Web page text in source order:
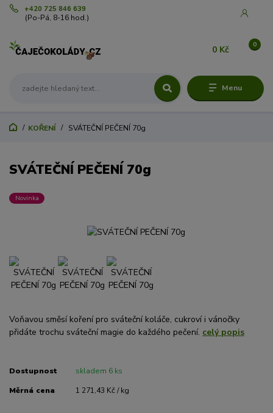
Menu
+420 725 846 639
(Po-Pá, 8-16 hod.)
0
0 Kč
KOŘENÍ SVÁTEČNÍ PEČENÍ 70g
SVÁTEČNÍ PEČENÍ 70g
Novinka
Voňavou směsí koření pro sváteční koláče, cukroví i vánočky
přidáte trochu sváteční magie do každého pečení. celý popis
Dostupnost skladem 6 ks
Měrná cena 1 271,43 Kč / kg